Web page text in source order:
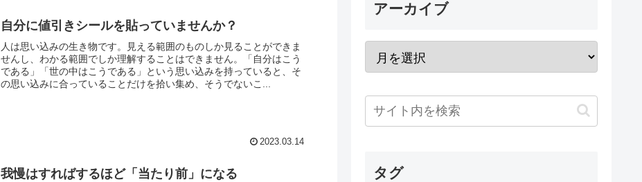
自分に値引きシールを貼っていませんか？
人は思い込みの生き物です。見える範囲のものしか見ることができま
せんし、わかる範囲でしか理解することはできません。「自分はこう
である」「世の中はこうである」という思い込みを持っていると、そ
の思い込みに合っていることだけを拾い集め、そうでないこ...
2023.03.14
我慢はすればするほど「当たり前」になる
アーカイブ
タグ